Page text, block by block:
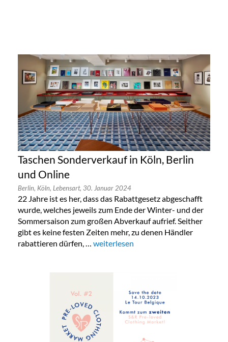
Taschen Sonderverkauf in Köln, Berlin
und Online
Berlin, Köln, Lebensart, 30. Januar 2024
22 Jahre ist es her, dass das Rabattgesetz abgeschafft
wurde, welches jeweils zum Ende der Winter- und der
Sommersaison zum großen Abverkauf aufrief. Seither
gibt es keine festen Zeiten mehr, zu denen Händler
rabattieren dürfen, … „Taschen Sonderverkauf in Köln,
weiterlesen